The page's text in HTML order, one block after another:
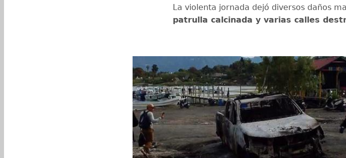
La violenta jornada dejó diversos daños
patrulla calcinada y varias calles